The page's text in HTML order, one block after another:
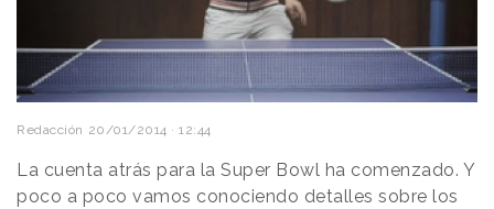
Redacción 20/01/2014 · 12:44
La cuenta atrás para la Super Bowl ha comenzado. Y
poco a poco vamos conociendo detalles sobre los